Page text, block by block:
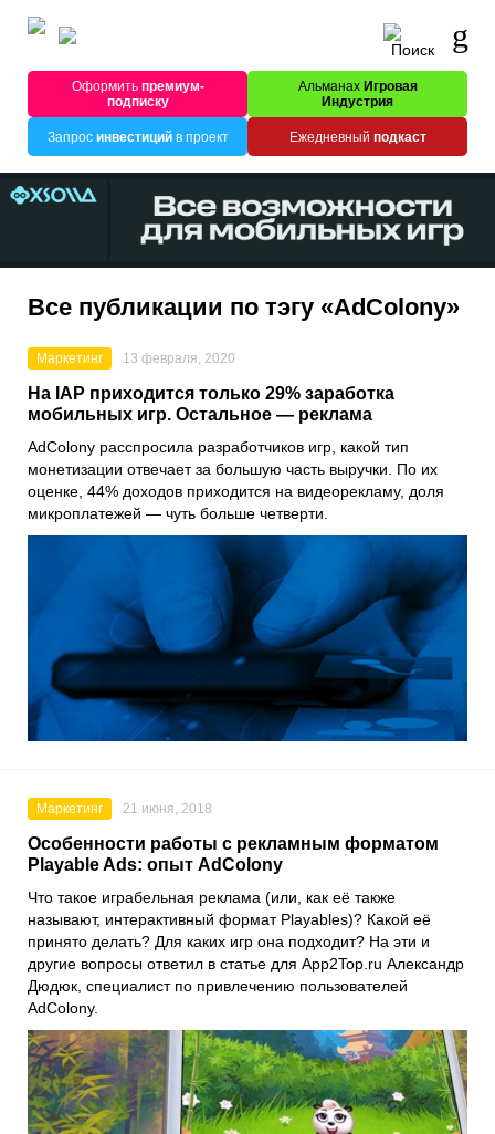
Оформитьпремиум-
подписку
Альманах Игровая
Индустрия
Запрос инвестицийв проект Ежедневный подкаст
Все публикации по тэгу «AdColony»
Маркетинг 13 февраля, 2020
На IAP приходится только 29% заработка
мобильных игр. Остальное — реклама
AdColony расспросила разработчиков игр, какой тип
монетизации отвечает за большую часть выручки. По их
оценке, 44% доходов приходится на видеорекламу, доля
микроплатежей — чуть больше четверти.
Маркетинг 21 июня, 2018
Особенности работы с рекламным форматом
Playable Ads: опыт AdColony‎
Что такое играбельная реклама (или, как её также
называют, интерактивный формат Playables)? Какой её
принято делать? Для каких игр она подходит? На эти и
другие вопросы ответил в статье для App2Top.ru Александр
Дюдюк, специалист по привлечению пользователей
AdColony‎.